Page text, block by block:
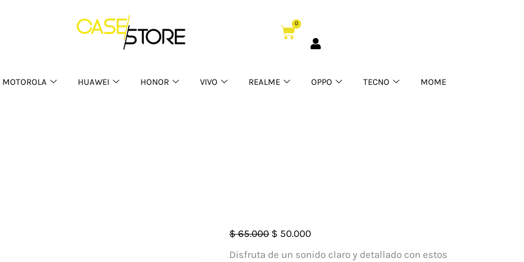
0
Cart
MOTOROLA HUAWEI HONOR VIVO REALME OPPO TECNO MOME
$65.000 El
precio
$ 50.000El
precio
Disfruta de un sonido claro y detallado con estos
Audifonos
de